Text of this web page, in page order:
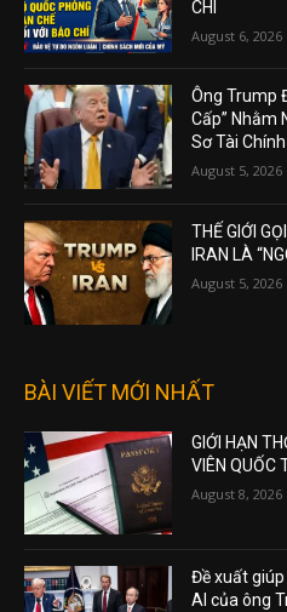
CHÍ
August 6, 2026
Ông Trump
Cấp” Nhằm
Sơ Tài
August 5, 2026
THẾ GIỚI
IRAN LÀ
August 5, 2026
BÀI VIẾT MỚI NHẤT
GIỚI HẠN
VIÊN QUỐC
August 8, 2026
Đề xuất
AI của ông